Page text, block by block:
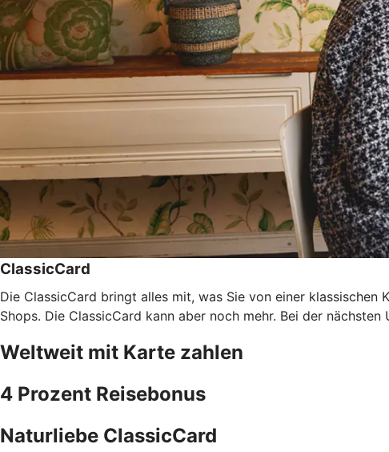
ClassicCard
Die ClassicCard bringt alles mit, was Sie von einer
Shops. Die ClassicCard kann aber noch mehr. Bei der
Weltweit mit Karte zahlen
4 Prozent Reisebonus
Naturliebe ClassicCard